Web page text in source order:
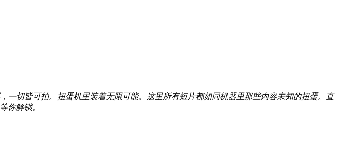
切皆可拍。扭蛋机里装着无限可能。这里所有短片都如同机器里那些内容未知的扭蛋。直
你解锁。